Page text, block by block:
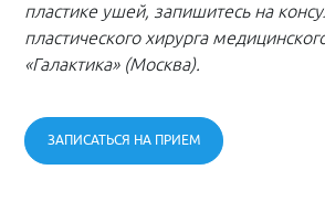
пластике ушей, запишитесь на
пластического хирурга
«Галактика» (Москва).
ЗАПИСАТЬСЯ НА ПРИЕМ